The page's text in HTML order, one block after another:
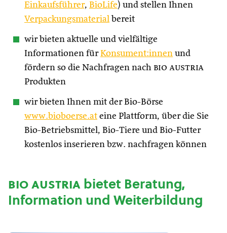
Einkaufsführer, BioLife) und stellen Ihnen
Verpackungsmaterial bereit
wir bieten aktuelle und vielfältige
Informationen fürKonsument:innen und
fördern so die Nachfragen nach bio austria
Produkten
wir bieten Ihnen mit der Bio-Börse
www.bioboerse.at eine Plattform, über die Sie
Bio-Betriebsmittel, Bio-Tiere und Bio-Futter
kostenlos inserieren bzw. nachfragen können
bio austriabietet Beratung,
Information und Weiterbildung